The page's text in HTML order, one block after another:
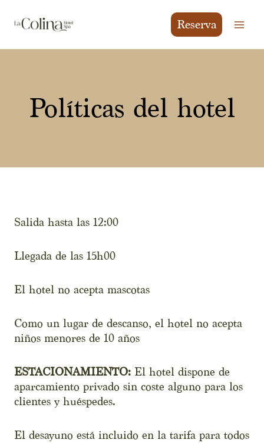
Reserva
Políticas del hotel
Salida hasta las 12:00
Llegada de las 15h00
El hotel no acepta mascotas
Como un lugar de descanso, el hotel no acepta
niños menores de 10 años
ESTACIONAMIENTO: El hotel dispone de
aparcamiento privado sin coste alguno para los
clientes y huéspedes.
El desayuno está incluido en la tarifa para todos